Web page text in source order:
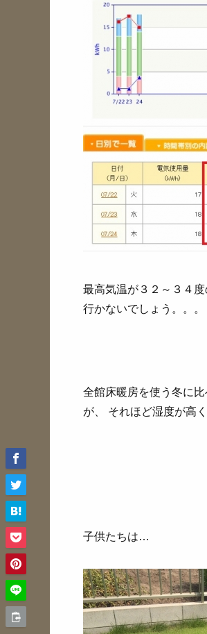
最高気温が３２～３４
行かないでしょう。。。
全館床暖房を使う冬に
が、 それほど湿度が高
子供たちは…